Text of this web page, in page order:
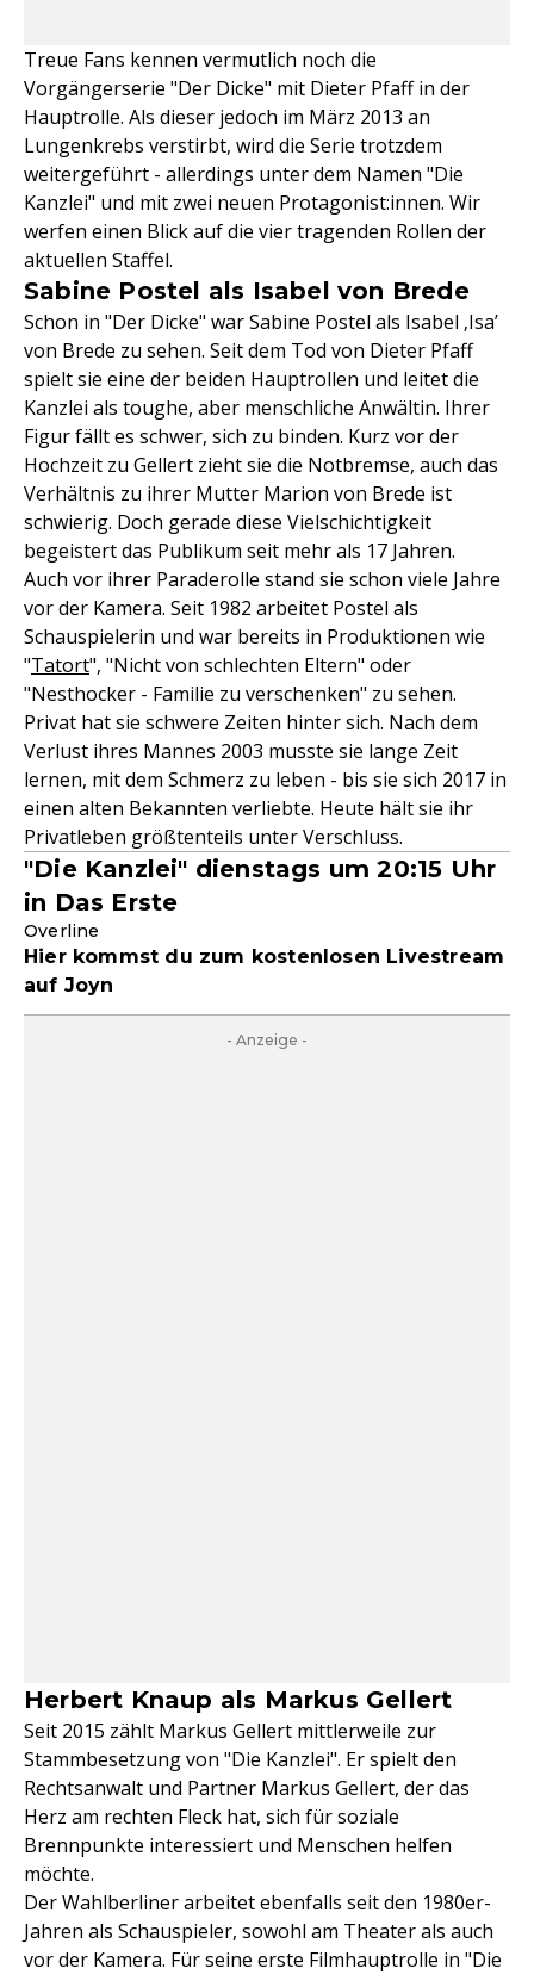
Treue Fans kennen vermutlich noch die
Vorgängerserie "Der Dicke" mit Dieter Pfaff in der
Hauptrolle. Als dieser jedoch im März 2013 an
Lungenkrebs verstirbt, wird die Serie trotzdem
weitergeführt - allerdings unter dem Namen "Die
Kanzlei" und mit zwei neuen Protagonist:innen. Wir
werfen einen Blick auf die vier tragenden Rollen der
aktuellen Staffel.
Sabine Postel als Isabel von Brede
Schon in "Der Dicke" war Sabine Postel als Isabel ‚Isa’
von Brede zu sehen. Seit dem Tod von Dieter Pfaff
spielt sie eine der beiden Hauptrollen und leitet die
Kanzlei als toughe, aber menschliche Anwältin. Ihrer
Figur fällt es schwer, sich zu binden. Kurz vor der
Hochzeit zu Gellert zieht sie die Notbremse, auch das
Verhältnis zu ihrer Mutter Marion von Brede ist
schwierig. Doch gerade diese Vielschichtigkeit
begeistert das Publikum seit mehr als 17 Jahren.
Auch vor ihrer Paraderolle stand sie schon viele Jahre
vor der Kamera. Seit 1982 arbeitet Postel als
Schauspielerin und war bereits in Produktionen wie
"Tatort", "Nicht von schlechten Eltern" oder
"Nesthocker - Familie zu verschenken" zu sehen.
Privat hat sie schwere Zeiten hinter sich. Nach dem
Verlust ihres Mannes 2003 musste sie lange Zeit
lernen, mit dem Schmerz zu leben - bis sie sich 2017 in
einen alten Bekannten verliebte. Heute hält sie ihr
Privatleben größtenteils unter Verschluss.
"Die Kanzlei" dienstags um 20:15 Uhr
in Das Erste
Overline
Hier kommst du zum kostenlosen Livestream
auf Joyn
- Anzeige -
Herbert Knaup als Markus Gellert
Seit 2015 zählt Markus Gellert mittlerweile zur
Stammbesetzung von "Die Kanzlei". Er spielt den
Rechtsanwalt und Partner Markus Gellert, der das
Herz am rechten Fleck hat, sich für soziale
Brennpunkte interessiert und Menschen helfen
möchte.
Der Wahlberliner arbeitet ebenfalls seit den 1980er-
Jahren als Schauspieler, sowohl am Theater als auch
vor der Kamera. Für seine erste Filmhauptrolle in "Die